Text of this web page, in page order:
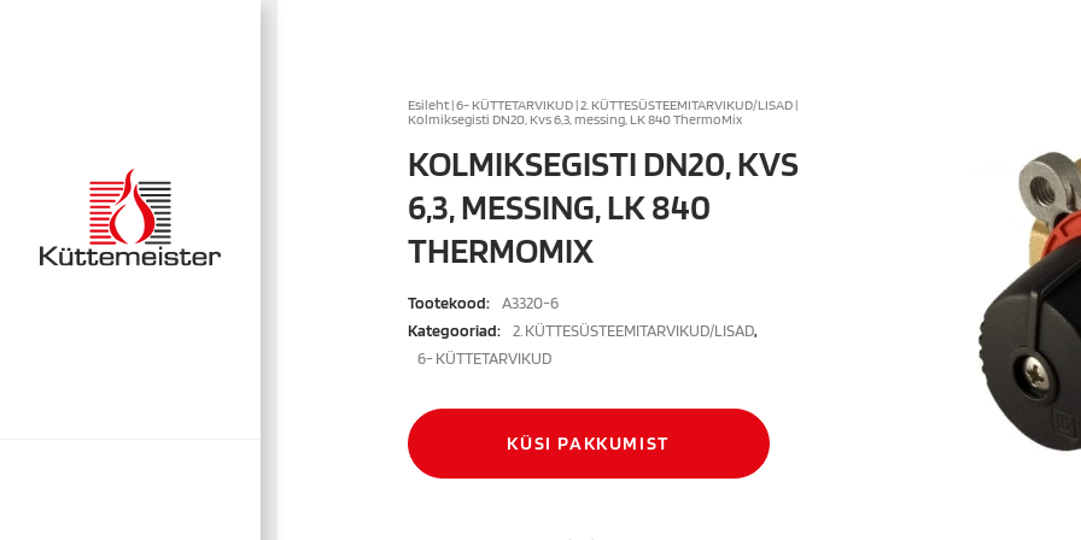
Esileht|6- KÜTTETARVIKUD|2. KÜTTESÜSTEEMITARVIKUD/LISAD|
Kolmiksegisti DN20, Kvs 6,3, messing, LK 840 ThermoMix
KOLMIKSEGISTI DN20, KVS
6,3, MESSING, LK 840
THERMOMIX
Tootekood:
A3320-6
Kategooriad:
2. KÜTTESÜSTEEMITARVIKUD/LISAD,
6- KÜTTETARVIKUD
KÜSI PAKKUMIST